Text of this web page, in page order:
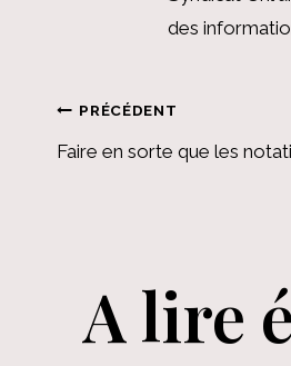
des
PRÉCÉDENT
Faire en sorte que les
A lire